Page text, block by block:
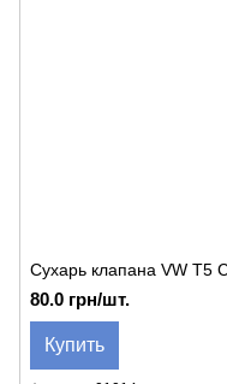
Сухарь клапана VW T5
80.0 грн/шт.
Купить